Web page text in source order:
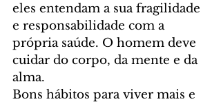
eles entendam a sua fragilidade
e responsabilidade com a
própria saúde. O homem deve
cuidar do corpo, da mente e da
alma.
Bons hábitos para viver mais e